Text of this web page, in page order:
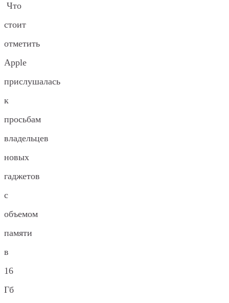
Что
стоит
отметить
Apple
прислушалась
к
просьбам
владельцев
новых
гаджетов
с
объемом
памяти
в
16
Гб